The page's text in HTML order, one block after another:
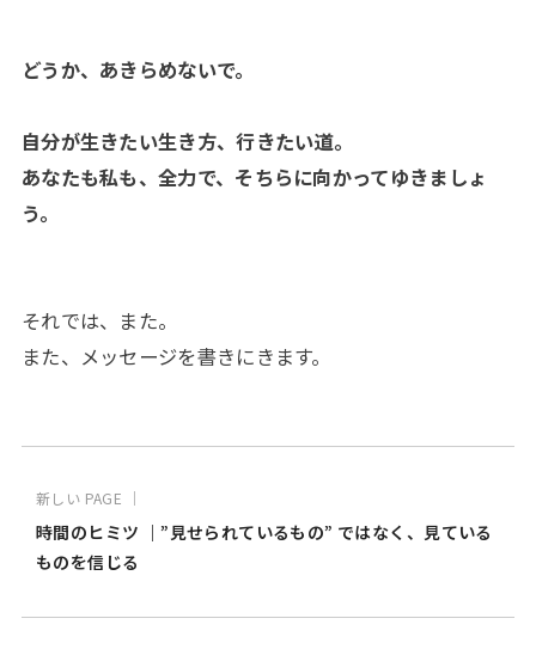
どうか、あきらめないで。
自分が生きたい生き方、行きたい道。
あなたも私も、全力で、そちらに向かってゆきましょ
う。
それでは、また。
また、メッセージを書きにきます。
新しい PAGE ｜
時間のヒミツ ｜”見せられているもの” ではなく、見ている
ものを信じる